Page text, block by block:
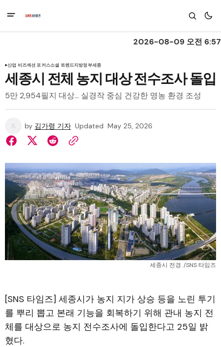
2026-08-09 오전 6:57
산업 비즈섹션 포커스소셜 트렌드지방정부세종
세종시 전체 농지 대상 전수조사 돌입
5만 2,954필지 대상… 실경작 중심 건강한 영농 환경 조성
by 김가령 기자 Updated May 25, 2026
세종시 전경. /SNS 타임즈
[SNS 타임즈] 세종시가 농지 지가 상승 등을 노린 투기
를 뿌리 뽑고 본래 기능을 회복하기 위해 관내 농지 전
체를 대상으로 농지 전수조사에 돌입한다고 25일 밝
혔다.